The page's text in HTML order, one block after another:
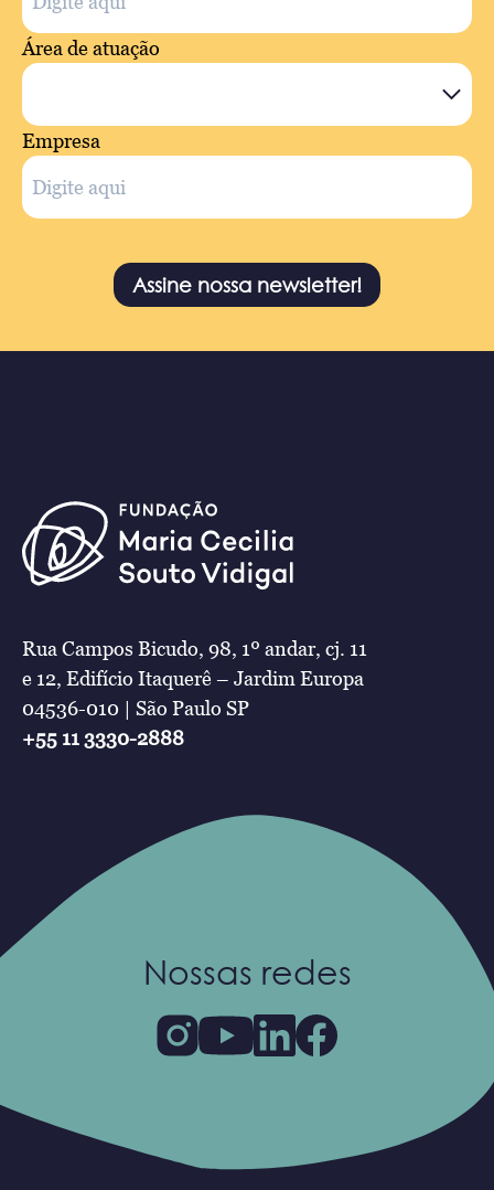
Área de atuação
Empresa
Assine nossa newsletter!
Rua Campos Bicudo, 98, 1º andar, cj. 11
e 12, Edifício Itaquerê – Jardim Europa
04536-010 | São Paulo SP
+55 11 3330-2888
Nossas redes